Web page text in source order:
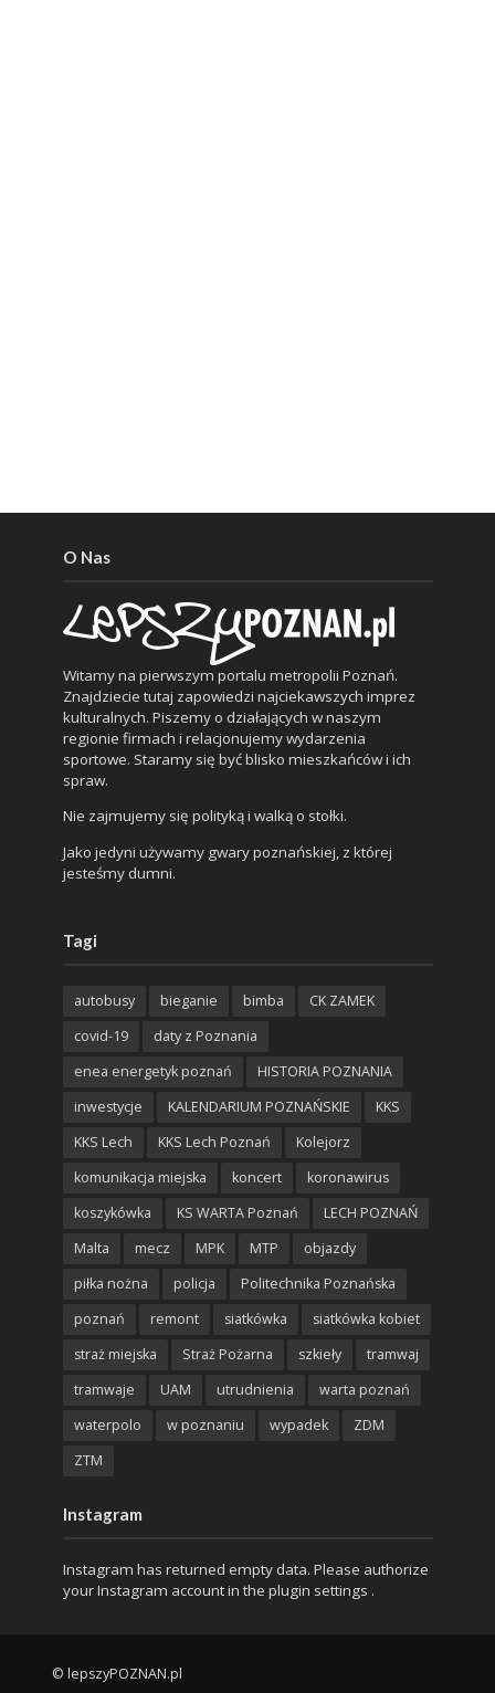
O Nas
Witamy na pierwszym portalu metropolii Poznań.
Znajdziecie tutaj zapowiedzi najciekawszych imprez
kulturalnych. Piszemy o działających w naszym
regionie firmach i relacjonujemy wydarzenia
sportowe. Staramy się być blisko mieszkańców i ich
spraw.
Nie zajmujemy się polityką i walką o stołki.
Jako jedyni używamy gwary poznańskiej, z której
jesteśmy dumni.
Tagi
autobusy bieganie bimba
CK ZAMEK
covid-19
daty z Poznania
enea energetyk poznań
HISTORIA POZNANIA
inwestycje
KALENDARIUM POZNAŃSKIE
KKS
KKS Lech
KKS Lech Poznań
Kolejorz
komunikacja miejska
koncert
koronawirus
koszykówka
KS WARTA Poznań
LECH POZNAŃ
Malta
mecz MPK MTP
objazdy
piłka nożna
policja
Politechnika Poznańska
poznań
remont siatkówka
siatkówka kobiet
straż miejska
Straż Pożarna szkieły
tramwaj
tramwaje
UAM utrudnienia
warta poznań
waterpolo
w poznaniu wypadek
ZDM
ZTM
Instagram
Instagram has returned empty data. Please authorize
your Instagram account in the plugin settings .
© lepszyPOZNAN.pl